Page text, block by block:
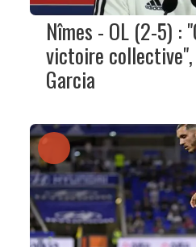
Nîmes - OL (2-5) :
victoire
Garcia